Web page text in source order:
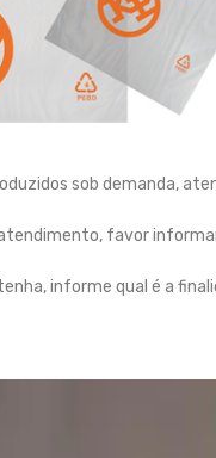
sob demanda,
favor
informe qual é a